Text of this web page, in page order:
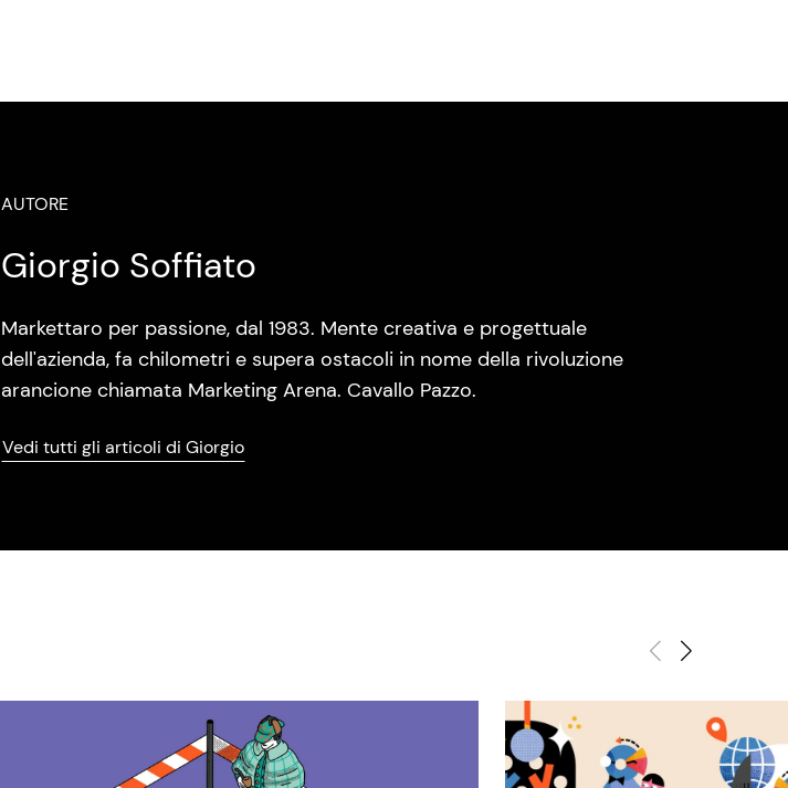
AUTORE
Giorgio Soffiato
Markettaro per passione, dal 1983. Mente creativa e progettuale
dell'azienda, fa chilometri e supera ostacoli in nome della rivoluzione
arancione chiamata Marketing Arena. Cavallo Pazzo.
Vedi tutti gli articoli di Giorgio